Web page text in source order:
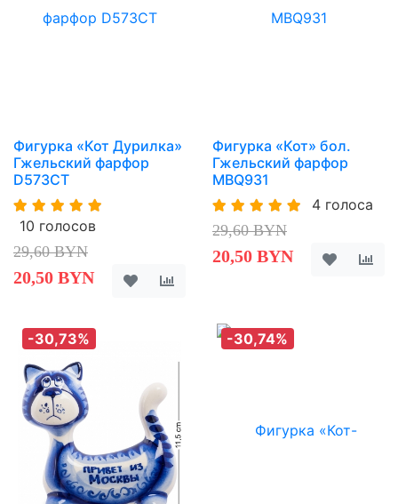
Фигурка «Кот Дурилка»
Гжельский фарфор
D573CT
10 голосов
29,60 BYN
20,50 BYN
Фигурка «Кот» бол.
Гжельский фарфор
MBQ931
4 голоса
29,60 BYN
20,50 BYN
-30,73% -30,74%